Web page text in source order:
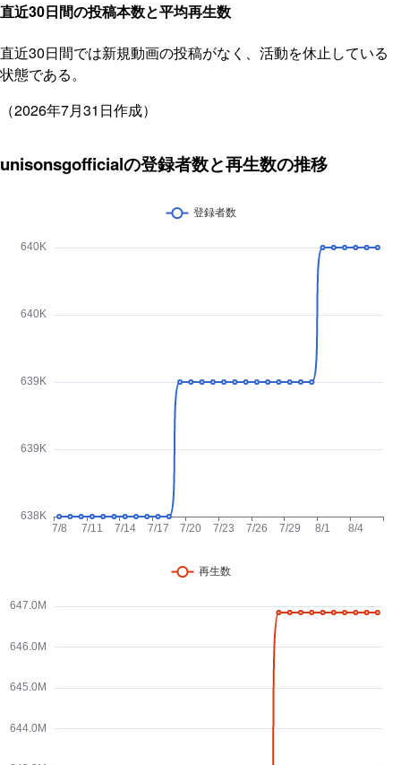
直近30日間の投稿本数と平均再生数
直近30日間では新規動画の投稿がなく、活動を休止している
状態である。
（2026年7月31日作成）
unisonsgofficialの登録者数と再生数の推移